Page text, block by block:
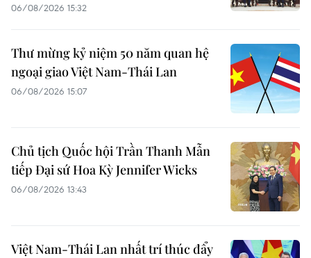
06/08/2026 15:32
Thư mừng kỷ niệm 50 năm quan hệ
ngoại giao Việt Nam-Thái Lan
06/08/2026 15:07
Chủ tịch Quốc hội Trần Thanh Mẫn
tiếp Đại sứ Hoa Kỳ Jennifer Wicks
06/08/2026 13:43
Việt Nam-Thái Lan nhất trí thúc đẩy